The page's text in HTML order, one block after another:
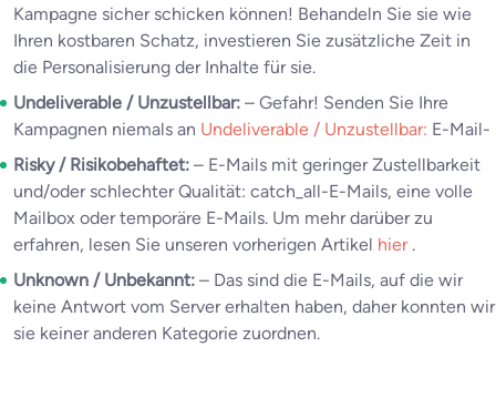
Kampagne sicher schicken können! Behandeln Sie sie wie
Ihren kostbaren Schatz, investieren Sie zusätzliche Zeit in
die Personalisierung der Inhalte für sie.
Undeliverable / Unzustellbar: – Gefahr! Senden Sie Ihre
Kampagnen niemals an Undeliverable / Unzustellbar: E-Mail-
Risky / Risikobehaftet: – E-Mails mit geringer Zustellbarkeit
und/oder schlechter Qualität: catch_all-E-Mails, eine volle
Mailbox oder temporäre E-Mails. Um mehr darüber zu
erfahren, lesen Sie unseren vorherigen Artikel hier.
Unknown / Unbekannt: – Das sind die E-Mails, auf die wir
keine Antwort vom Server erhalten haben, daher konnten wir
sie keiner anderen Kategorie zuordnen.